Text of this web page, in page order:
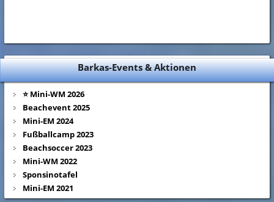
Barkas-Events & Aktionen
⭐ Mini-WM 2026
Beachevent 2025
Mini-EM 2024
Fußballcamp 2023
Beachsoccer 2023
Mini-WM 2022
Sponsinotafel
Mini-EM 2021